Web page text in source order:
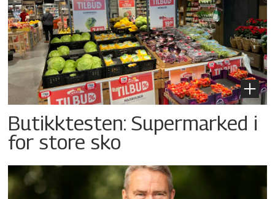
Butikktesten: Supermarked i
for store sko